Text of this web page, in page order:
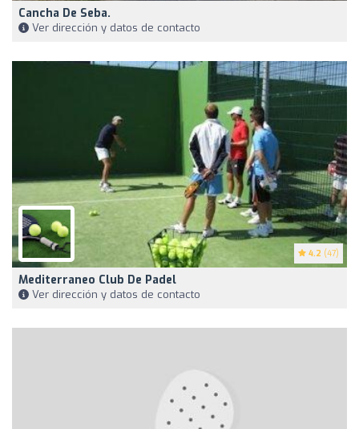
Cancha De Seba.
Ver dirección y datos de contacto
4.2 (47)
Mediterraneo Club De Padel
Ver dirección y datos de contacto